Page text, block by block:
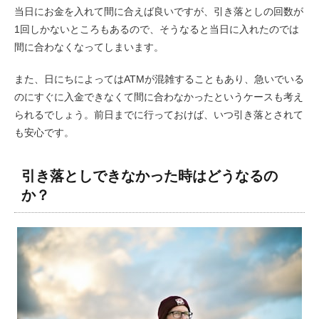
当日にお金を入れて間に合えば良いですが、引き落としの回数が
1回しかないところもあるので、そうなると当日に入れたのでは
間に合わなくなってしまいます。
また、日にちによってはATMが混雑することもあり、急いでいる
のにすぐに入金できなくて間に合わなかったというケースも考え
られるでしょう。前日までに行っておけば、いつ引き落とされて
も安心です。
引き落としできなかった時はどうなるの
か？